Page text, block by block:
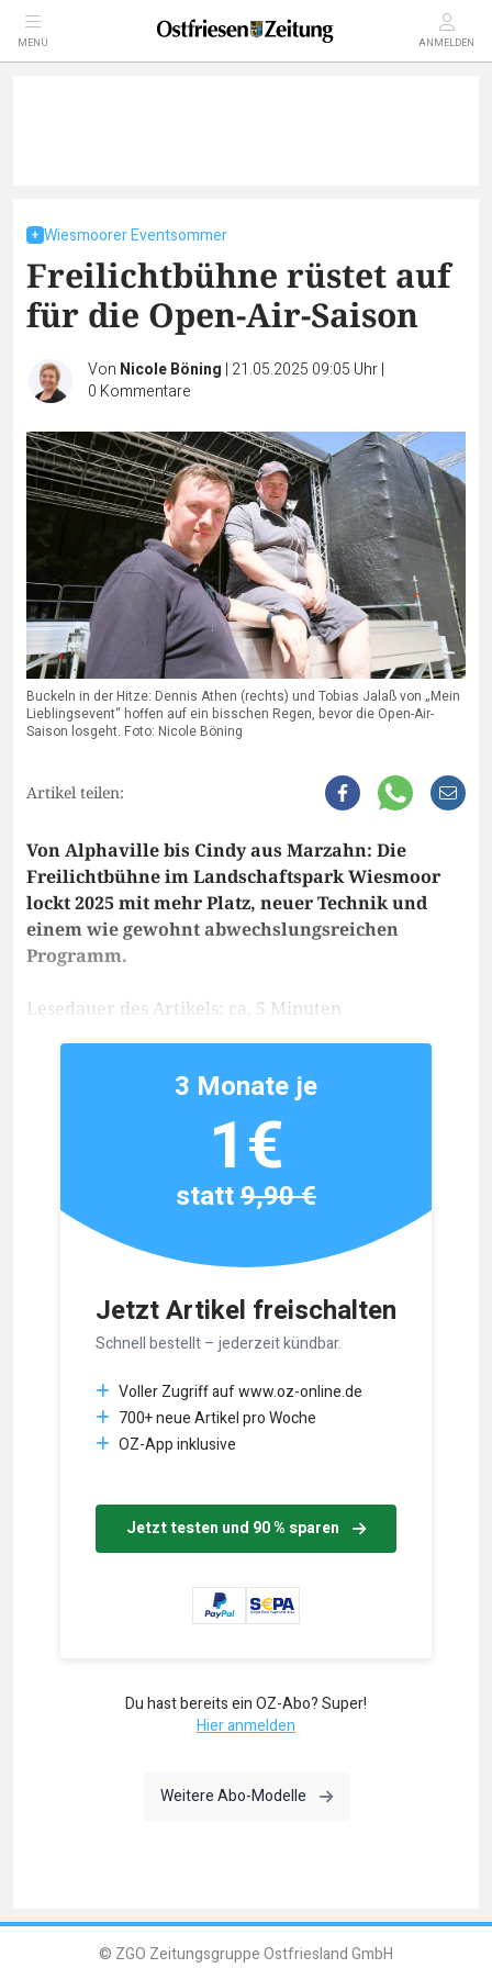
MENÜ ANMELDEN
Wiesmoorer Eventsommer
Freilichtbühne rüstet auf
für die Open-Air-Saison
Von Nicole Böning | 21.05.2025 09:05 Uhr|
0 Kommentare
Buckeln in der Hitze: Dennis Athen (rechts) und Tobias Jalaß von „Mein
Lieblingsevent“ hoffen auf ein bisschen Regen, bevor die Open-Air-
Saison losgeht. Foto: Nicole Böning
Artikel teilen:
Von Alphaville bis Cindy aus Marzahn: Die
Freilichtbühne im Landschaftspark Wiesmoor
lockt 2025 mit mehr Platz, neuer Technik und
einem wie gewohnt abwechslungsreichen
Programm.
Lesedauer des Artikels: ca. 5 Minuten
Jetzt Artikel freischalten
Schnell bestellt – jederzeit kündbar.
Voller Zugriff auf www.oz-online.de
700+ neue Artikel pro Woche
OZ-App inklusive
Jetzt testen und 90 % sparen
3 Monate je
1€
statt9,90 €
Du hast bereits ein OZ-Abo? Super!
Hier anmelden
Weitere Abo-Modelle
© ZGO Zeitungsgruppe Ostfriesland GmbH